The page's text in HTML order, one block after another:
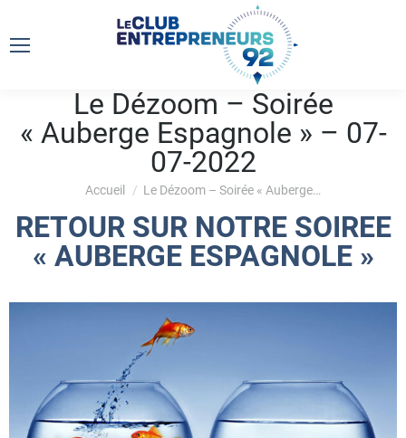
Le Dézoom – Soirée
« Auberge Espagnole » – 07-
07-2022
Vous êtes ici :
Accueil Le Dézoom – Soirée « Auberge…
RETOUR SUR NOTRE SOIREE
« AUBERGE ESPAGNOLE »